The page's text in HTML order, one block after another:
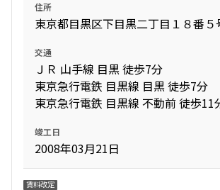
住所
東京都目黒区下目黒二丁目１８番５
交通
ＪＲ 山手線 目黒 徒歩7分
東京急行電鉄 目黒線 目黒 徒歩7分
東京急行電鉄 目黒線 不動前 徒歩11
竣工日
2008年03月21日
賃料改定